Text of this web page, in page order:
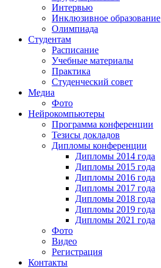
Интервью
Инклюзивное образование
Олимпиада
Студентам
Расписание
Учебные материалы
Практика
Студенческий совет
Медиа
Фото
Нейрокомпьютеры
Программа конференции
Тезисы докладов
Дипломы конференции
Дипломы 2014 года
Дипломы 2015 года
Дипломы 2016 года
Дипломы 2017 года
Дипломы 2018 года
Дипломы 2019 года
Дипломы 2021 года
Фото
Видео
Регистрация
Контакты